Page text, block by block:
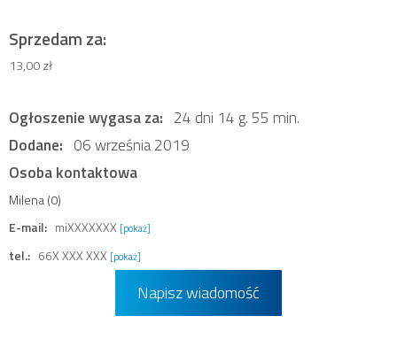
Sprzedam za:
13,00 zł
Ogłoszenie wygasa za: 24 dni 14 g. 55 min.
Dodane: 06 września 2019
Osoba kontaktowa
Milena (0)
E-mail: miXXXXXXX [pokaż]
tel.: 66X XXX XXX [pokaż]
Napisz wiadomość